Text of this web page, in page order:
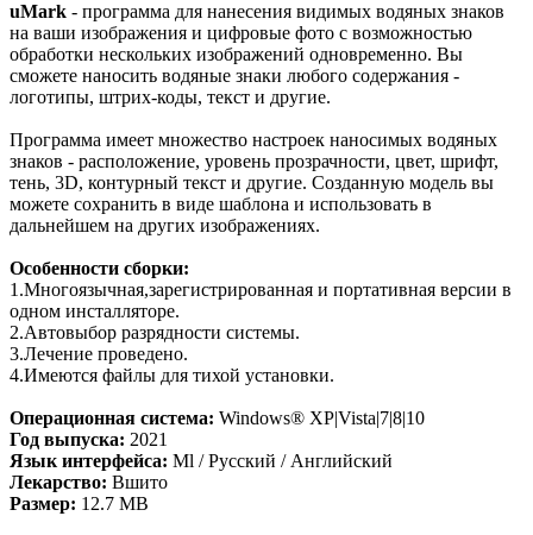
uMark - программа для нанесения видимых водяных знаков
на ваши изображения и цифровые фото с возможностью
обработки нескольких изображений одновременно. Вы
сможете наносить водяные знаки любого содержания -
логотипы, штрих-коды, текст и другие.
Программа имеет множество настроек наносимых водяных
знаков - расположение, уровень прозрачности, цвет, шрифт,
тень, 3D, контурный текст и другие. Созданную модель вы
можете сохранить в виде шаблона и использовать в
дальнейшем на других изображениях.
Особенности сборки:
1.Многоязычная,зарегистрированная и портативная версии в
одном инсталляторе.
2.Автовыбор разрядности системы.
3.Лечение проведено.
4.Имеются файлы для тихой установки.
Операционная система: Windows® XP|Vista|7|8|10
Год выпуска: 2021
Язык интерфейса: Ml / Русский / Английский
Лекарство: Вшито
Размер: 12.7 MB